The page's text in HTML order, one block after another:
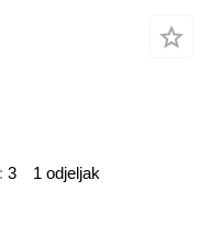
3 1 odjeljak